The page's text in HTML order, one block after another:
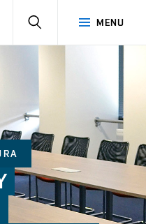
MENU